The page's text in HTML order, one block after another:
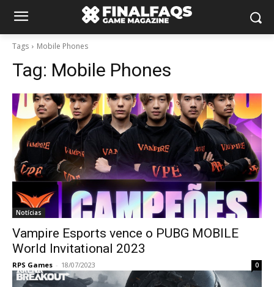
Tags Mobile Phones
Tag: Mobile Phones
Notícias
Vampire Esports vence o PUBG MOBILE
World Invitational 2023
RPS Games - 18/07/2023 0